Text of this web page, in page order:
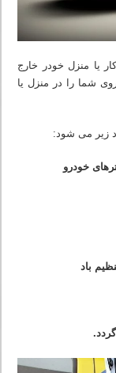
یا منزل خودر خارج
شما را در منزل یا
زیر می شود: